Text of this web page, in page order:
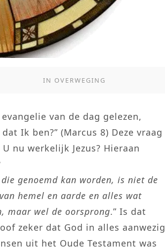
IN OVERWEGING
van de dag gelezen,
Ik ben?” (Marcus 8) Deze vraag
nu werkelijk Jezus? Hieraan
genoemd kan worden, is niet de
hemel en aarde en alles wat
maar wel de oorsprong.” Is dat
zeker dat God in alles aanwezig
uit het Oude Testament was